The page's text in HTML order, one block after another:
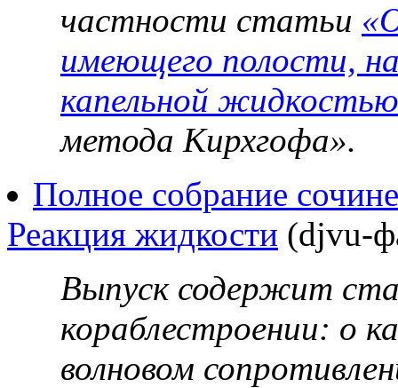
частности статьи
имеющего полости,
капельной
метода Кирхгофа».
Полное собрание
Реакция жидкости (djvu-
Выпуск содержит
кораблестроении: о
волновом